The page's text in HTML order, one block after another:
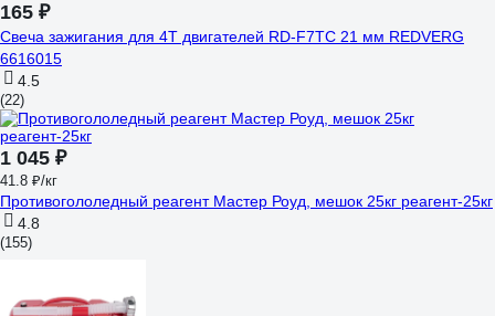
165 ₽
Свеча зажигания для 4Т двигателей RD-F7TC 21 мм REDVERG
6616015
4.5
(22)
1 045 ₽
41.8 ₽/кг
Противогололедный реагент Мастер Роуд, мешок 25кг реагент-25кг
4.8
(155)